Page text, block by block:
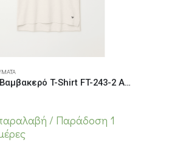
Ανδρικό Βαμβακερό T-Shirt FT-243-2 Ασπρο
/ Παράδoση 1